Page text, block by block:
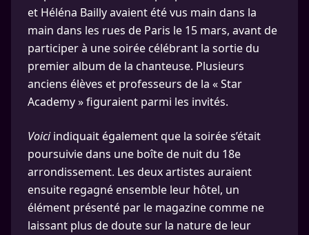
et Héléna Bailly avaient été vus main dans la
main dans les rues de Paris le 15 mars, avant de
participer à une soirée célébrant la sortie du
premier album de la chanteuse. Plusieurs
anciens élèves et professeurs de la « Star
Academy » figuraient parmi les invités.
Voiciindiquait également que la soirée s’était
poursuivie dans une boîte de nuit du 18e
arrondissement. Les deux artistes auraient
ensuite regagné ensemble leur hôtel, un
élément présenté par le magazine comme ne
laissant plus de doute sur la nature de leur